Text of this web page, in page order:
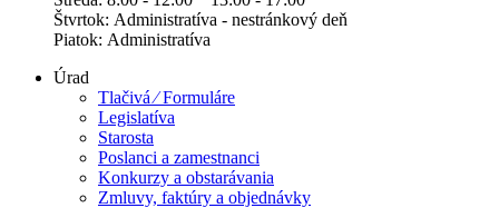
Štvrtok: Administratíva - nestránkový deň
Piatok: Administratíva
Úrad
Tlačivá ⁄ Formuláre
Legislatíva
Starosta
Poslanci a zamestnanci
Konkurzy a obstarávania
Zmluvy, faktúry a objednávky